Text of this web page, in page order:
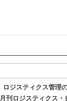
ロジスティクス管理
月刊ロジスティクス・